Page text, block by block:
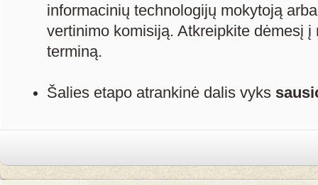
informacinių technologijų mokytoją
vertinimo komisiją. Atkreipkite dėmesį
terminą.
Šalies etapo atrankinė dalis vyks